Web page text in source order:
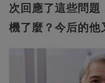
次回應了這些問
機了麼？今后的他